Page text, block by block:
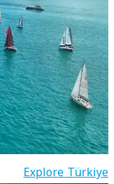
Explore Türkiye